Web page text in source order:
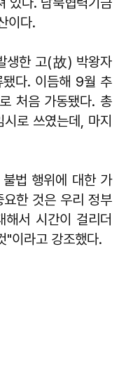
이다.
생한 고(故) 박왕자
다. 이듬해 9월 추
처음 가동됐다. 총
로 쓰였는데, 마지
법 행위에 대한 가
한 것은 우리 정부
서 시간이 걸리더
"이라고 강조했다.